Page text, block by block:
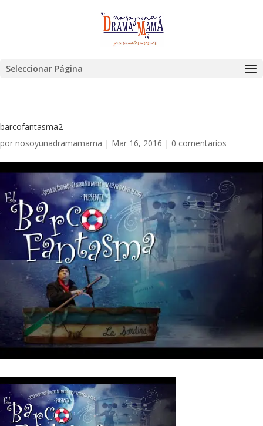
Seleccionar Página
barcofantasma2
por nosoyunadramamama | Mar 16, 2016 | 0 comentarios